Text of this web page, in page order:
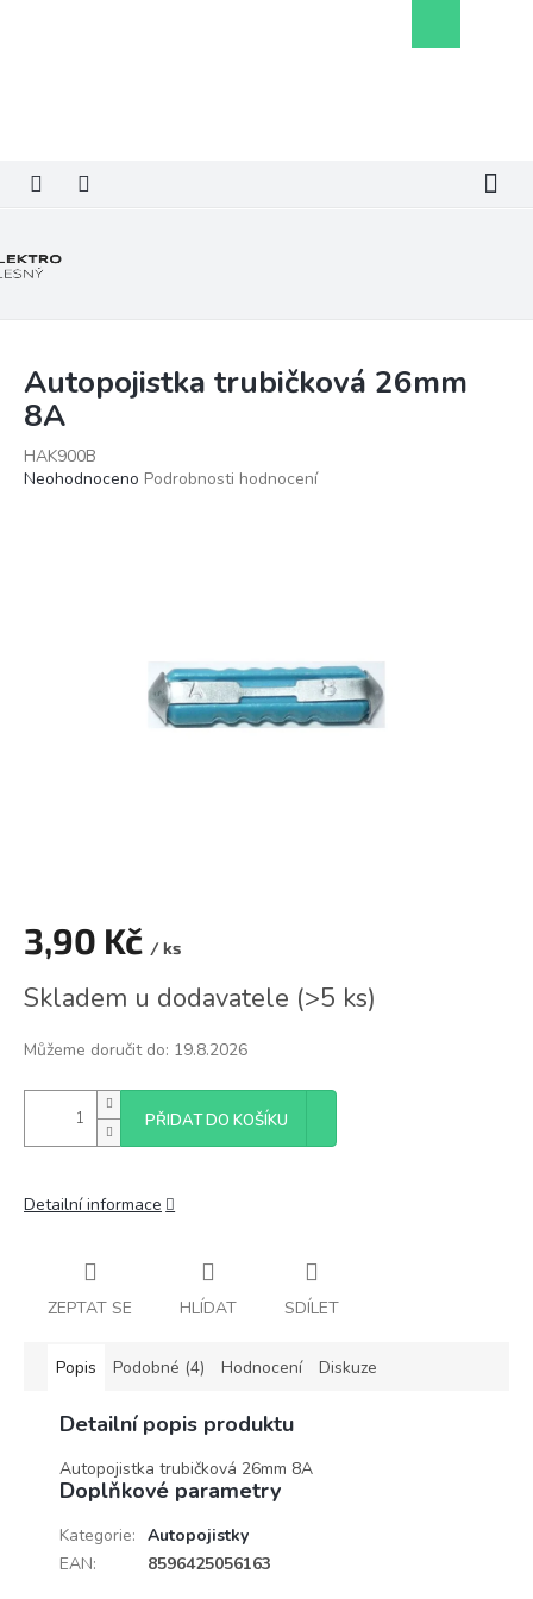
košík
Autopojistka trubičková 26mm
8A
HAK900B
Průměrné
Neohodnoceno Podrobnosti hodnocení
3,90 Kč / ks
cena:
Skladem u dodavatele (>5 ks)
Můžeme doručit do: 19.8.2026
PŘIDAT DO KOŠÍKU
Detailní informace
ZEPTAT SE HLÍDAT SDÍLET
Popis Podobné (4) Hodnocení Diskuze
Detailní popis produktu
Autopojistka trubičková 26mm 8A
Doplňkové parametry
Kategorie: Autopojistky
EAN: 8596425056163